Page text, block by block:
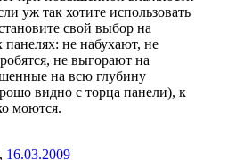
уж так хотите использовать
свой выбор на
панелях: не набухают, не
не выгорают на
на всю глубину
видно с торца панели), к
моются.
, 16.03.2009